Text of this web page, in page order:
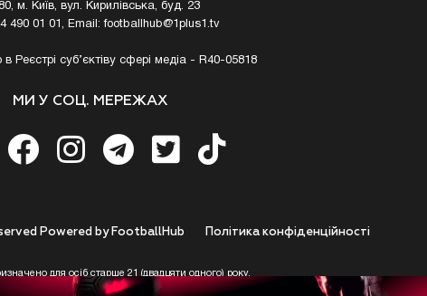
м. Київ, вул. Кирилівська, буд. 23
490 01 01, Email:footballhub@1plus1.tv
в Реєстрі суб’єктіву сфері медіа - R40-05818
МИ У СОЦ. МЕРЕЖАХ
Полiтика конфiденцiйностi
Powered by FootballHub
для осіб старше 21 (двадцяти одного) року.
footballhub.ua, Користувач цим підтверджує, що досяг 21-річного віку.